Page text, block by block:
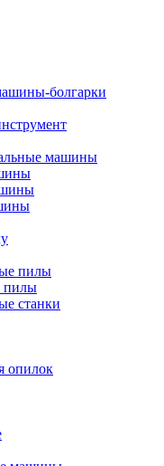
болгарки
машины
пилы
пилы
станки
опилок